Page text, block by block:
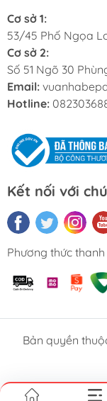
Cơ sở 1:
53/45 Phố Ngọa
Cơ sở 2:
Số 51 Ngõ 30
Email:
Hotline:
Kết nối với
Phương thức
Bản quyền